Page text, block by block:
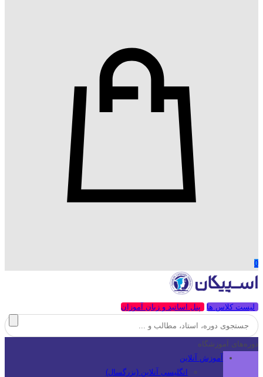
0
لیست کلاس ها پنل اساتید و زبان آموزان
دوره‌های آموزشگاه
آموزش آنلاین
انگلیسی آنلاین (بزرگسال)